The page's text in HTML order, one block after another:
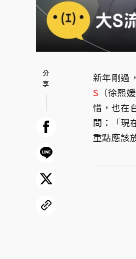
新年剛過
S （徐熙
惜，也在
問：「現
重點應該